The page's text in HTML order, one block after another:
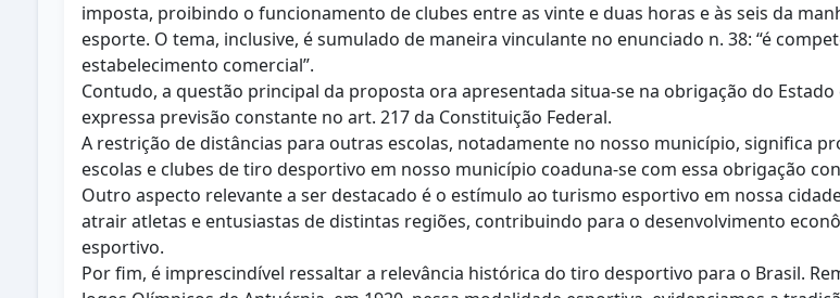
imposta, proibindo o funcionamento de clubes entre as vinte e duas horas e às seis da
esporte. O tema, inclusive, é sumulado de maneira vinculante no enunciado n. 38: “é
estabelecimento comercial”.
Contudo, a questão principal da proposta ora apresentada situa-se na obrigação do
expressa previsão constante no art. 217 da Constituição Federal.
A restrição de distâncias para outras escolas, notadamente no nosso município, significa
escolas e clubes de tiro desportivo em nosso município coaduna-se com essa obrigação
Outro aspecto relevante a ser destacado é o estímulo ao turismo esportivo em nossa
atrair atletas e entusiastas de distintas regiões, contribuindo para o desenvolvimento
esportivo.
Por fim, é imprescindível ressaltar a relevância histórica do tiro desportivo para o Brasil.